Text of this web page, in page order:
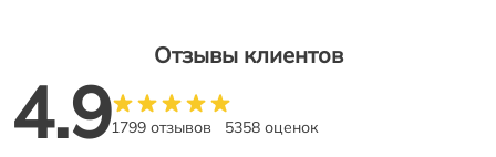
Отзывы клиентов
4.91799 отзывов 5358 оценок